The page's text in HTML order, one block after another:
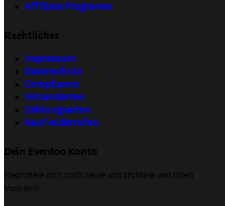
Affiliate Programm
Rechtliches
Impressum
Datenschutz
Compliance
Versandarten
Zahlungsarten
Kauf widerrufen
Dein Everdoo Konto
Registriere dich noch heute und profitiere von tollen
Vorteilen!